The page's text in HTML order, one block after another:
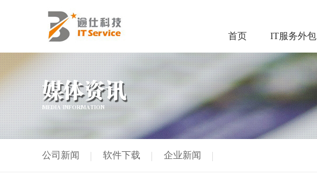
首页 IT服务外包
媒体资讯
MEDIA INFORMATION
公司新闻 软件下载 企业新闻